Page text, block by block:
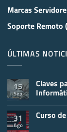
Marcas
Soporte Remoto
ÚLTIMAS
15
Sep
Claves
comentarios
31
Ago
Curso